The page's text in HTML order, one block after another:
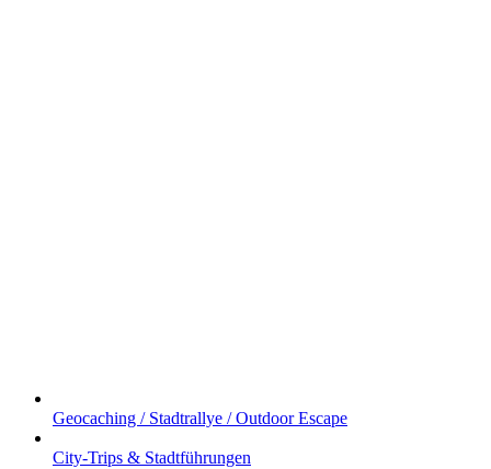
Geocaching / Stadtrallye / Outdoor Escape
City-Trips & Stadtführungen